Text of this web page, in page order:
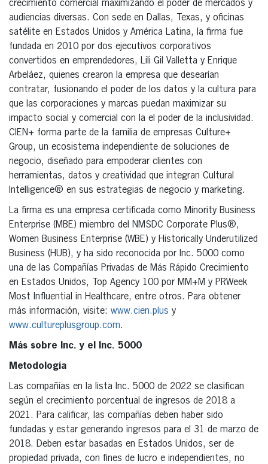
crecimiento comercial maximizando el poder de mercados y
audiencias diversas. Con sede en Dallas, Texas, y oficinas
satélite en Estados Unidos y América Latina, la firma fue
fundada en 2010 por dos ejecutivos corporativos
convertidos en emprendedores, Lili Gil Valletta y Enrique
Arbeláez, quienes crearon la empresa que desearían
contratar, fusionando el poder de los datos y la cultura para
que las corporaciones y marcas puedan maximizar su
impacto social y comercial con la el poder de la inclusividad.
CIEN+ forma parte de la familia de empresas Culture+
Group, un ecosistema independiente de soluciones de
negocio, diseñado para empoderar clientes con
herramientas, datos y creatividad que integran Cultural
Intelligence® en sus estrategias de negocio y marketing.
La firma es una empresa certificada como Minority Business
Enterprise (MBE) miembro del NMSDC Corporate Plus®,
Women Business Enterprise (WBE) y Historically Underutilized
Business (HUB), y ha sido reconocida por Inc. 5000 como
una de las Compañías Privadas de Más Rápido Crecimiento
en Estados Unidos, Top Agency 100 por MM+M y PRWeek
Most Influential in Healthcare, entre otros. Para obtener
más información, visite: www.cien.plus y
www.cultureplusgroup.com.
Más sobre Inc. y el Inc. 5000
Metodología
Las compañías en la lista Inc. 5000 de 2022 se clasifican
según el crecimiento porcentual de ingresos de 2018 a
2021. Para calificar, las compañías deben haber sido
fundadas y estar generando ingresos para el 31 de marzo de
2018. Deben estar basadas en Estados Unidos, ser de
propiedad privada, con fines de lucro e independientes, no